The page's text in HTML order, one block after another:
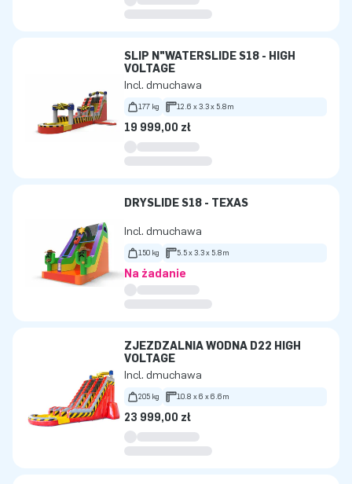
SLIP N"WATERSLIDE S18 - HIGH
VOLTAGE
Incl. dmuchawa
177 kg 12.6 x 3.3 x 5.8m
19 999,00 zł
DRYSLIDE S18 - TEXAS
Incl. dmuchawa
150 kg 5.5 x 3.3 x 5.8m
Na żądanie
ZJEŻDŻALNIA WODNA D22 HIGH
VOLTAGE
Incl. dmuchawa
205 kg 10.8 x 6 x 6.6m
23 999,00 zł